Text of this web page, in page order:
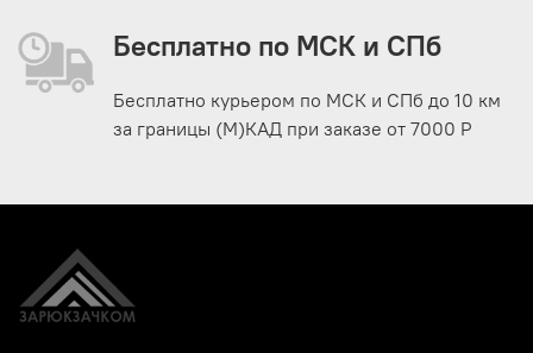
Бесплатно по МСК и СПб
Бесплатно курьером по МСК и СПб до 10 км
за границы (М)КАД при заказе от 7000 Р